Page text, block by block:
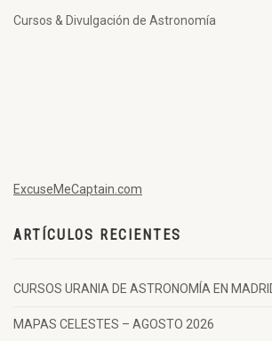
Cursos & Divulgación de Astronomía
ExcuseMeCaptain.com
ARTÍCULOS RECIENTES
CURSOS URANIA DE ASTRONOMÍA EN
MAPAS CELESTES – AGOSTO 2026